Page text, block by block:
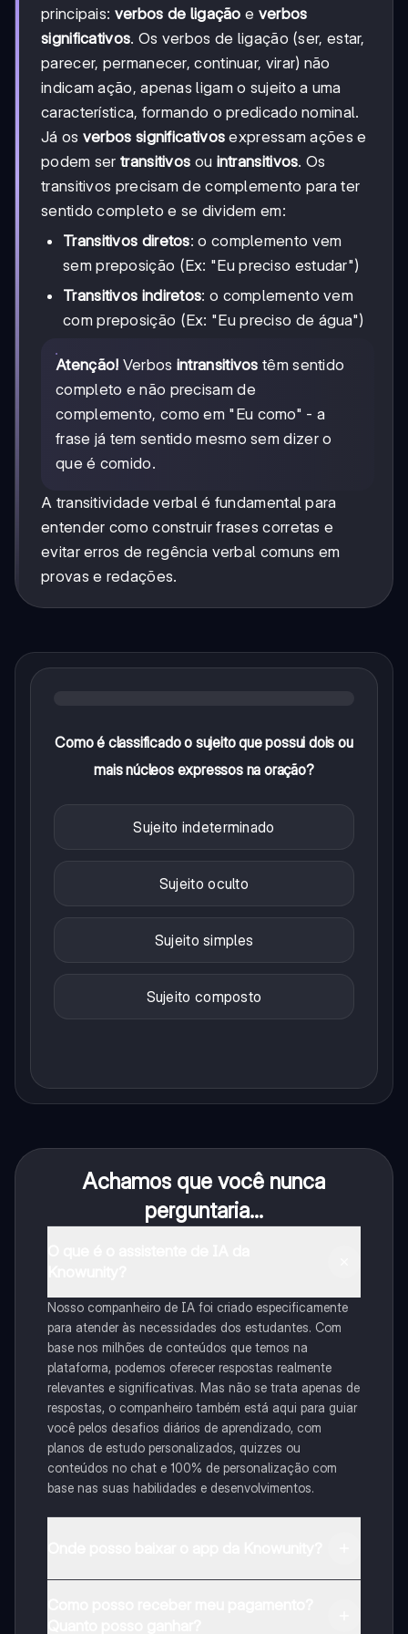
principais: verbos de ligação e verbos
significativos. Os verbos de ligação (ser, estar,
parecer, permanecer, continuar, virar) não
indicam ação, apenas ligam o sujeito a uma
característica, formando o predicado nominal.
Já os verbos significativos expressam ações e
podem sertransitivos ou intransitivos. Os
transitivos precisam de complemento para ter
sentido completo e se dividem em:
Transitivos diretos: o complemento vem
sem preposição (Ex: "Eu preciso estudar")
Transitivos indiretos: o complemento vem
com preposição (Ex: "Eu preciso de água")
Atenção! Verbos intransitivos têm sentido
completo e não precisam de
complemento, como em "Eu como" - a
frase já tem sentido mesmo sem dizer o
que é comido.
A transitividade verbal é fundamental para
entender como construir frases corretas e
evitar erros de regência verbal comuns em
provas e redações.
Como é classificado o sujeito que possui dois ou
mais núcleos expressos na oração?
Sujeito indeterminado
Sujeito oculto
Sujeito simples
Sujeito composto
Achamos que você nunca
perguntaria...
Nosso companheiro de IA foi criado especificamente
para atender às necessidades dos estudantes. Com
base nos milhões de conteúdos que temos na
plataforma, podemos oferecer respostas realmente
relevantes e significativas. Mas não se trata apenas de
respostas, o companheiro também está aqui para guiar
você pelos desafios diários de aprendizado, com
planos de estudo personalizados, quizzes ou
conteúdos no chat e 100% de personalização com
base nas suas habilidades e desenvolvimentos.